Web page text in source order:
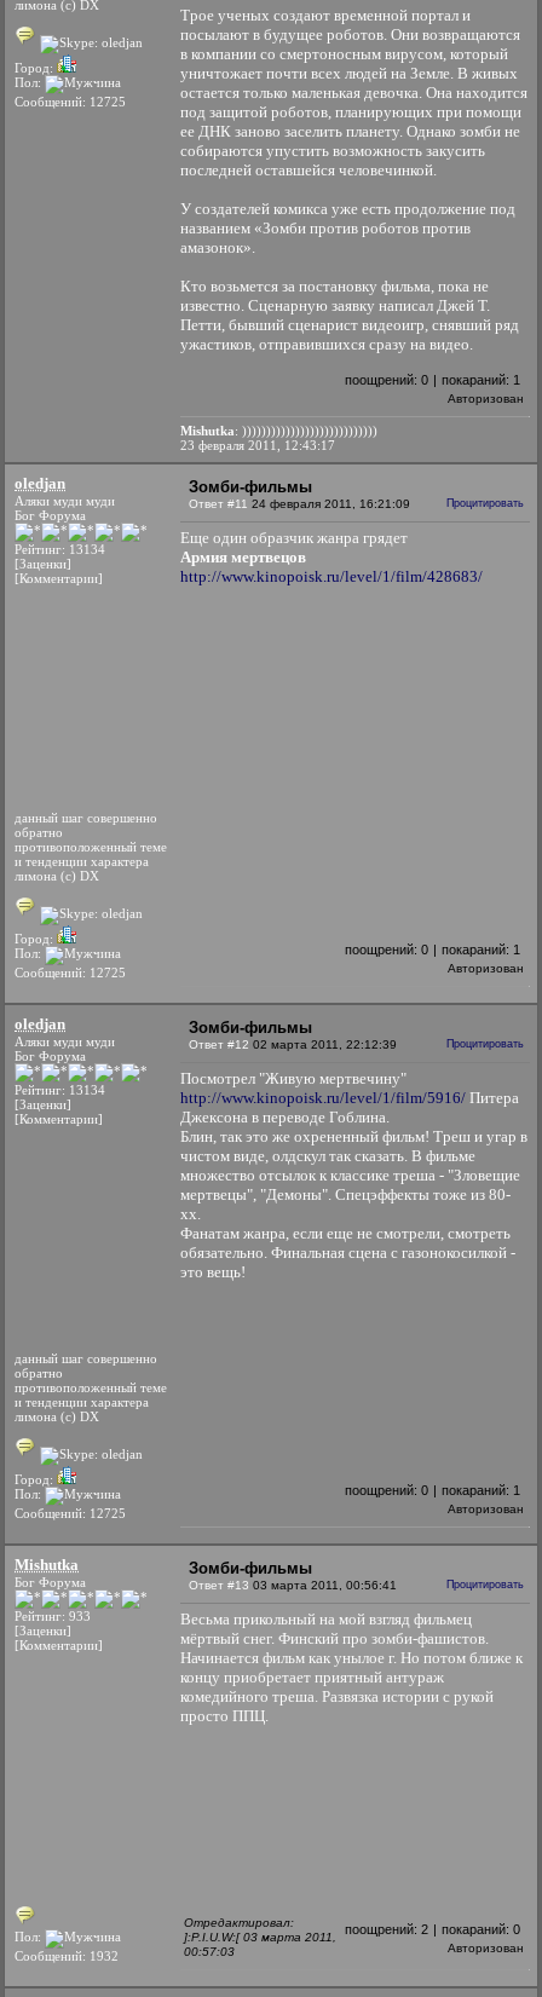
лимона (с) DX
Город:
Пол:
Сообщений: 12725
Трое ученых создают временной портал и
посылают в будущее роботов. Они возвращаются
в компании со смертоносным вирусом, который
уничтожает почти всех людей на Земле. В живых
остается только маленькая девочка. Она находится
под защитой роботов, планирующих при помощи
ее ДНК заново заселить планету. Однако зомби не
собираются упустить возможность закусить
последней оставшейся человечинкой.
У создателей комикса уже есть продолжение под
названием «Зомби против роботов против
амазонок».
Кто возьмется за постановку фильма, пока не
известно. Сценарную заявку написал Джей Т.
Петти, бывший сценарист видеоигр, снявший ряд
ужастиков, отправившихся сразу на видео.
поощрений: 0 | покараний: 1
Авторизован
Mishutka: ))))))))))))))))))))))))))))
23 февраля 2011, 12:43:17
oledjan
Аляки муди муди
Бог Форума
Рейтинг: 13134
[Заценки]
[Комментарии]
данный шаг совершенно
обратно
противоположенный теме
и тенденции характера
лимона (с) DX
Город:
Пол:
Сообщений: 12725
Зомби-фильмы
Ответ #11 24 февраля 2011, 16:21:09 Процитировать
Еще один образчик жанра грядет
Армия мертвецов
http://www.kinopoisk.ru/level/1/film/428683/
поощрений: 0 | покараний: 1
Авторизован
oledjan
Аляки муди муди
Бог Форума
Рейтинг: 13134
[Заценки]
[Комментарии]
данный шаг совершенно
обратно
противоположенный теме
и тенденции характера
лимона (с) DX
Город:
Пол:
Сообщений: 12725
Зомби-фильмы
Ответ #12 02 марта 2011, 22:12:39 Процитировать
Посмотрел "Живую мертвечину"
http://www.kinopoisk.ru/level/1/film/5916/ Питера
Джексона в переводе Гоблина.
Блин, так это же охрененный фильм! Треш и угар в
чистом виде, олдскул так сказать. В фильме
множество отсылок к классике треша - "Зловещие
мертвецы", "Демоны". Спецэффекты тоже из 80-
хх.
Фанатам жанра, если еще не смотрели, смотреть
обязательно. Финальная сцена с газонокосилкой -
это вещь!
поощрений: 0 | покараний: 1
Авторизован
Mishutka
Бог Форума
Рейтинг: 933
[Заценки]
[Комментарии]
Пол:
Сообщений: 1932
Зомби-фильмы
Ответ #13 03 марта 2011, 00:56:41 Процитировать
Весьма прикольный на мой взгляд фильмец
мёртвый снег. Финский про зомби-фашистов.
Начинается фильм как унылое г. Но потом ближе к
концу приобретает приятный антураж
комедийного треша. Развязка истории с рукой
просто ППЦ.
Отредактировал:
]:P.I.U.W:[ 03 марта 2011,
00:57:03
поощрений: 2 | покараний: 0
Авторизован